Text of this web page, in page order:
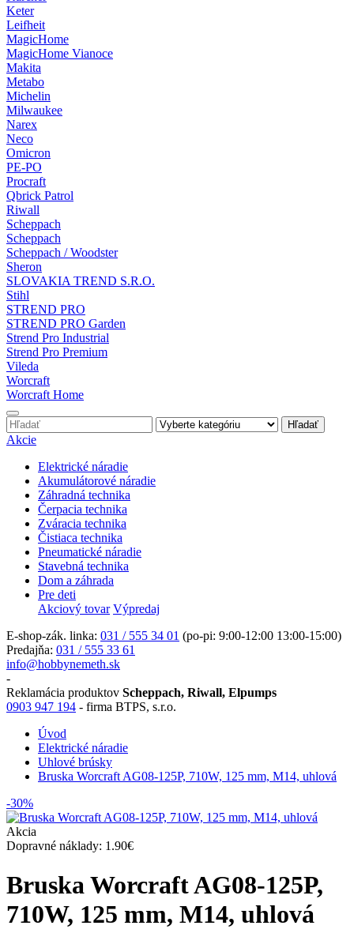
Keter
Leifheit
MagicHome
MagicHome Vianoce
Makita
Metabo
Michelin
Milwaukee
Narex
Neco
Omicron
PE-PO
Procraft
Qbrick Patrol
Riwall
Scheppach
Scheppach
Scheppach / Woodster
Sheron
SLOVAKIA TREND S.R.O.
Stihl
STREND PRO
STREND PRO Garden
Strend Pro Industrial
Strend Pro Premium
Vileda
Worcraft
Worcraft Home
Hľadať
Akcie
Elektrické náradie
Akumulátorové náradie
Záhradná technika
Čerpacia technika
Zváracia technika
Čistiaca technika
Pneumatické náradie
Stavebná technika
Dom a záhrada
Pre deti
Akciový tovar Výpredaj
E-shop-zák. linka: 031 / 555 34 01 (po-pi: 9:00-12:00 13:00-15:00)
Predajňa: 031 / 555 33 61
info@hobbynemeth.sk
-
Reklamácia produktov Scheppach, Riwall, Elpumps
0903 947 194 - firma BTPS, s.r.o.
Úvod
Elektrické náradie
Uhlové brúsky
Bruska Worcraft AG08-125P, 710W, 125 mm, M14, uhlová
-30%
Akcia
Dopravné náklady: 1.90€
Bruska Worcraft AG08-125P,
710W, 125 mm, M14, uhlová